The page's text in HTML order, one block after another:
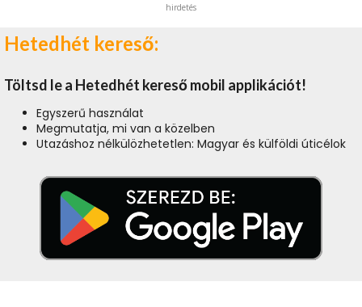
hirdetés
Hetedhét kereső:
Töltsd le a Hetedhét kereső mobil applikációt!
Egyszerű használat
Megmutatja, mi van a közelben
Utazáshoz nélkülözhetetlen: Magyar és külföldi úticélok